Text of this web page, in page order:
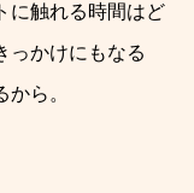
に触れる時間はど
っかけにもなる
ら。